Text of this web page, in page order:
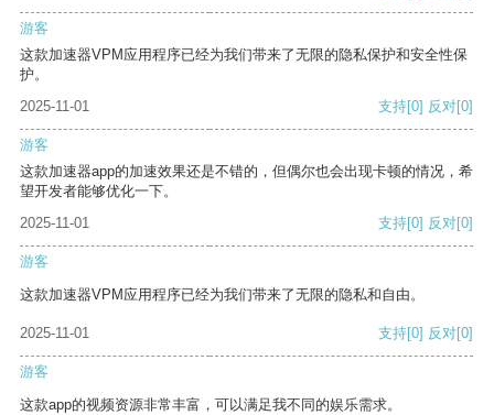
游客
这款加速器VPM应用程序已经为我们带来了无限的隐私保护和安全性保
护。
2025-11-01
支持[0] 反对[0]
游客
这款加速器app的加速效果还是不错的，但偶尔也会出现卡顿的情况，希
望开发者能够优化一下。
2025-11-01
支持[0] 反对[0]
游客
这款加速器VPM应用程序已经为我们带来了无限的隐私和自由。
2025-11-01 支持[0] 反对[0]
游客
这款app的视频资源非常丰富，可以满足我不同的娱乐需求。